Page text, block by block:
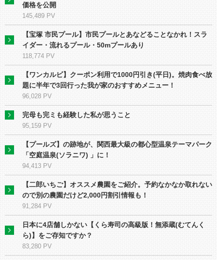
価格を公開
145,489 PV
【宝塚 市民プール】市民プールとあなどることなかれ！スラ
イダー・流れるプール・50mプールあり
118,774 PV
【ワンカルビ】クーポン利用で1000円引き(平日)。焼肉食べ放
題に半年で3回行った我が家のおすすめメニュー！
96,028 PV
完母も完ミも経験した私が思うこと
95,159 PV
【プールズ】の跡地が、関⻄最大級の都心型温泉テーマパーク
「空庭温泉(ソラニワ) 」に！
94,413 PV
【二郎いちご】オススメ農園をご紹介。予約なかなか取れない
ので別の農園だけど2,000円割引情報も！
91,284 PV
日本に4店舗しかない【くら寿司の高級版！無添蔵(むてんく
ら)】をご存知ですか？
83,280 PV